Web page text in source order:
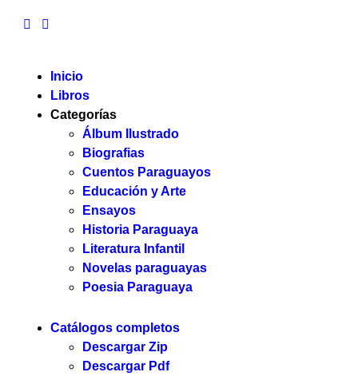
Inicio
Libros
Categorías
Álbum Ilustrado
Biografias
Cuentos Paraguayos
Educación y Arte
Ensayos
Historia Paraguaya
Literatura Infantil
Novelas paraguayas
Poesia Paraguaya
Catálogos completos
Descargar Zip
Descargar Pdf